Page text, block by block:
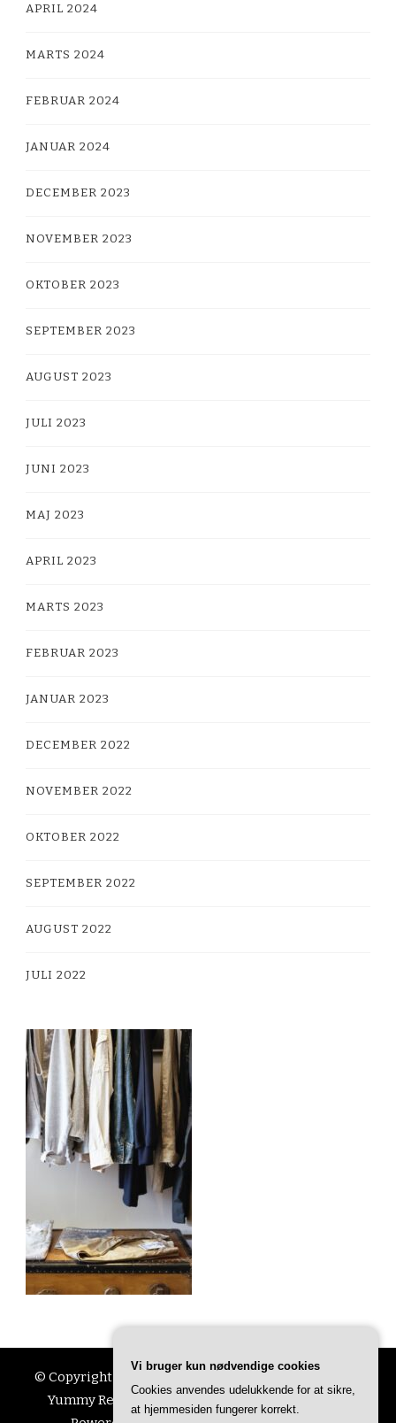
APRIL 2024
MARTS 2024
FEBRUAR 2024
JANUAR 2024
DECEMBER 2023
NOVEMBER 2023
OKTOBER 2023
SEPTEMBER 2023
AUGUST 2023
JULI 2023
JUNI 2023
MAJ 2023
APRIL 2023
MARTS 2023
FEBRUAR 2023
JANUAR 2023
DECEMBER 2022
NOVEMBER 2022
OKTOBER 2022
SEPTEMBER 2022
AUGUST 2022
JULI 2022
© Copyright 2026 Ting Til Livet
. All Rights Reserved.
Yummy Recipe | Developed By
Vi bruger kun nødvendige cookies
Cookies anvendes udelukkende for at sikre,
at hjemmesiden fungerer korrekt.